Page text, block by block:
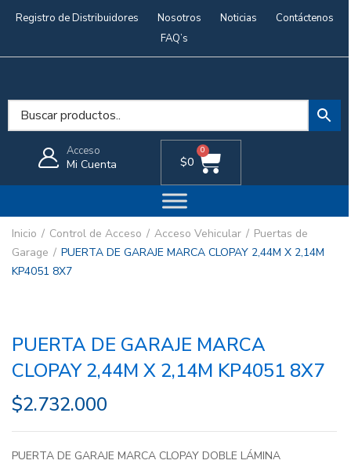
Registro de Distribuidores Nosotros Noticias
Contáctenos
FAQ’s
Acceso
Mi Cuenta $0
0
Inicio Control de Acceso Acceso Vehicular
Puertas de
Garage
PUERTA DE GARAJE MARCA CLOPAY 2,44M X 2,14M
KP4051 8X7
PUERTA DE GARAJE MARCA
CLOPAY 2,44M X 2,14M KP4051 8X7
$2.732.000
PUERTA DE GARAJE MARCA CLOPAY DOBLE LÁMINA